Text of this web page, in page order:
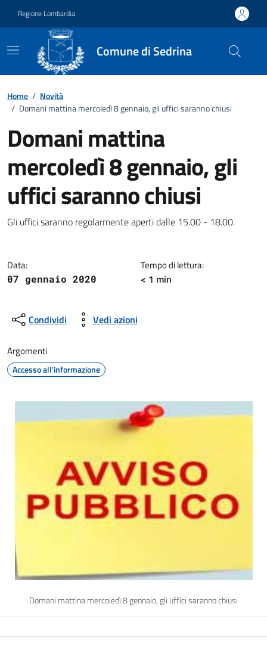
Regione Lombardia
Comune di Sedrina
Home / Novità
/ Domani mattina mercoledì 8 gennaio, gli uffici saranno chiusi
Domani mattina
mercoledì 8 gennaio, gli
uffici saranno chiusi
Dettagli della notizia
Gli uffici saranno regolarmente aperti dalle 15.00 - 18.00.
Data:
07 gennaio 2020
Tempo di lettura:
< 1 min
Condividi Vedi azioni
Argomenti
Accesso all'informazione
Domani mattina mercoledì 8 gennaio, gli uffici saranno chiusi